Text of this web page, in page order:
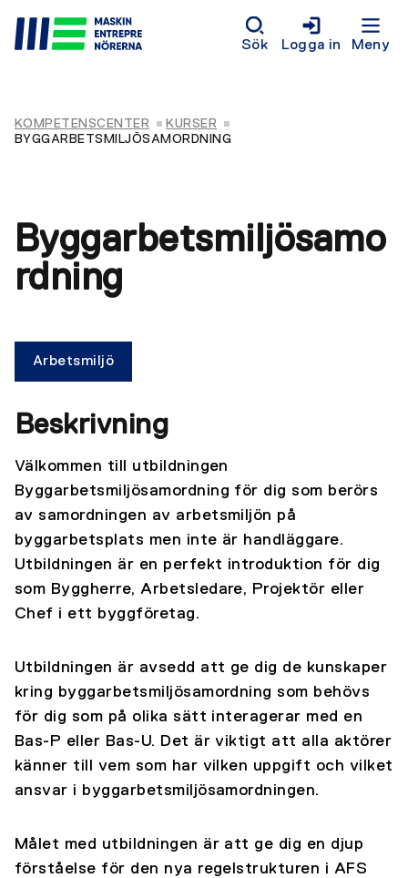
Sök Logga in Meny
KOMPETENSCENTER
KURSER
BYGGARBETSMILJÖSAMORDNING
Byggarbetsmiljösamo
rdning
Arbetsmiljö
Beskrivning
Välkommen till utbildningen
Byggarbetsmiljösamordning för dig som berörs
av samordningen av arbetsmiljön på
byggarbetsplats men inte är handläggare.
Utbildningen är en perfekt introduktion för dig
som Byggherre, Arbetsledare, Projektör eller
Chef i ett byggföretag.
Utbildningen är avsedd att ge dig de kunskaper
kring byggarbetsmiljösamordning som behövs
för dig som på olika sätt interagerar med en
Bas-P eller Bas-U. Det är viktigt att alla aktörer
känner till vem som har vilken uppgift och vilket
ansvar i byggarbetsmiljösamordningen.
Målet med utbildningen är att ge dig en djup
förståelse för den nya regelstrukturen i AFS